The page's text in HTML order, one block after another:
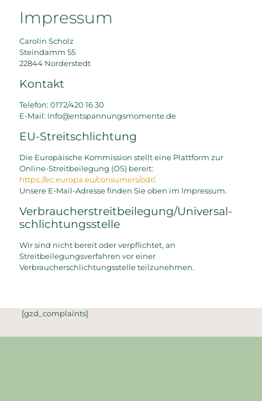
Impressum
Carolin Scholz
Steindamm 55
22844 Norderstedt
Kontakt
Telefon: 0172/420 16 30
E-Mail: info@entspannungsmomente.de
EU-Streitschlichtung
Die Europäische Kommission stellt eine Plattform zur
Online-Streitbeilegung (OS) bereit:
https://ec.europa.eu/consumers/odr/.
Unsere E-Mail-Adresse finden Sie oben im Impressum.
Verbraucher­streit­beilegung/Universal­
schlichtungs­stelle
Wir sind nicht bereit oder verpflichtet, an
Streitbeilegungsverfahren vor einer
Verbraucherschlichtungsstelle teilzunehmen.
[gzd_complaints]